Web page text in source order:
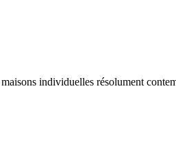
individuelles résolument